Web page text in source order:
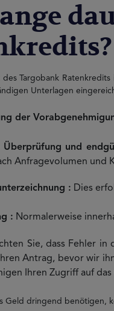
des Targobank
Unterlagen
der
Überprüfung und
Anfragevolumen und
: Dies
: Normalerweise
Sie, dass Fehler
Antrag, bevor wir
Ihren Zugriff auf das
Geld dringend benötigen,